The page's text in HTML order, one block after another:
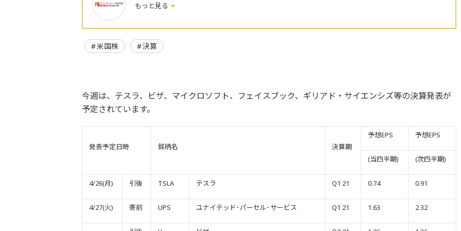
もっと見る
米国株 決算
今週は、テスラ、ビザ、マイクロソフト、フェイスブック、ギリアド・サイエンシズ等の決算発表が
予定されています。
発表予定日時 銘柄名 決算期
予想EPS 予想EPS
(当四半期) (次四半期)
4/26(月) 引後 TSLA テスラ Q1 21 0.74 0.91
4/27(火) 寄前 UPS ユナイテッド･パーセル･サービス Q1 21 1.63 2.32